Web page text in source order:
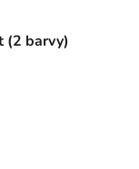
(2 barvy)